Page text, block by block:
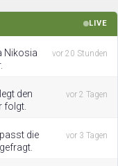
LIVE
Nikosia
vor 20 Stunden
den
folgt.
vor 2 Tagen
die
vor 3 Tagen